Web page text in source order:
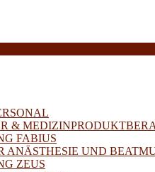
&
FABIUS
ANÄSTHESIE UND
ZEUS